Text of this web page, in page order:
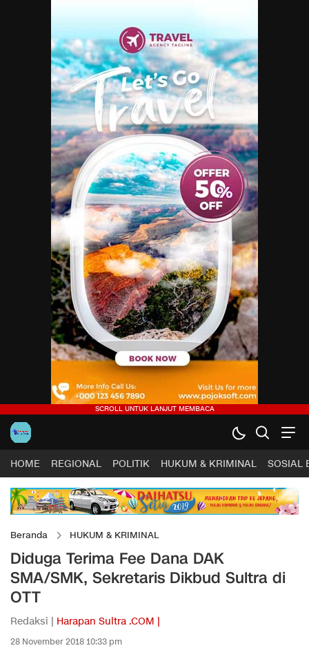
HOME REGIONAL POLITIK HUKUM & KRIMINAL SOSIAL
Beranda HUKUM & KRIMINAL
Diduga Terima Fee Dana DAK
SMA/SMK, Sekretaris Dikbud Sultra di
OTT
Redaksi | Harapan Sultra .COM |
28 November 2018 10:33 pm